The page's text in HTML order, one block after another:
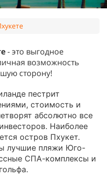
- это выгодное
возможность
сторону!
пестрит
стоимость и
абсолютно все
Наиболее
остров Пхукет.
лучшие пляжи Юго-
СПА-комплексы и